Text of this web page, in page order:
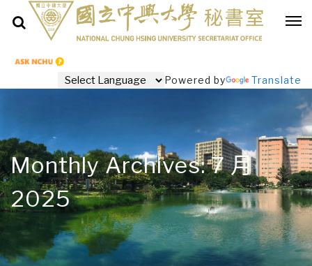
Powered by Translate
Monthly Archives: 7 月
2025